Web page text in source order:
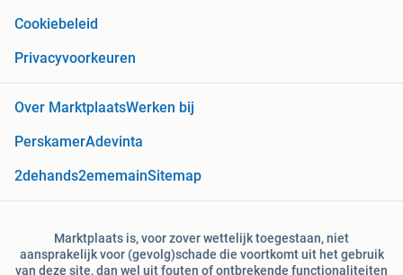
Cookiebeleid
Privacyvoorkeuren
Over MarktplaatsWerken bij
PerskamerAdevinta
2dehands2ememainSitemap
Marktplaats is, voor zover wettelijk toegestaan, niet
aansprakelijk voor (gevolg)schade die voortkomt uit het gebruik
van deze site, dan wel uit fouten of ontbrekende functionaliteiten